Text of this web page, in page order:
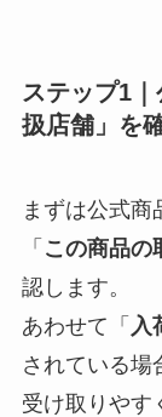
ステップ1
扱店舗」を
まずは公式商
「 この商品の
認します。
あわせて「 入
されている場
受け取りやす